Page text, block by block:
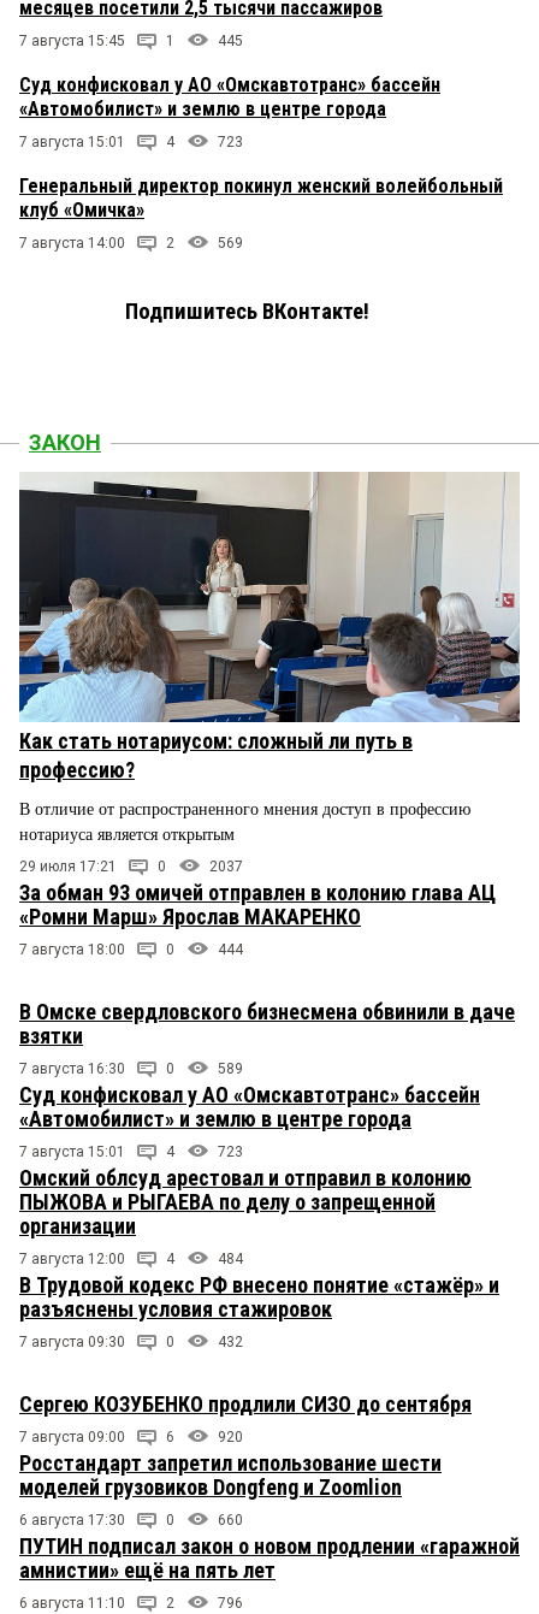
месяцев посетили 2,5 тысячи пассажиров
7 августа 15:45 1 445
Суд конфисковал у АО «Омскавтотранс» бассейн
«Автомобилист» и землю в центре города
7 августа 15:01 4 723
Генеральный директор покинул женский волейбольный
клуб «Омичка»
7 августа 14:00 2 569
Подпишитесь ВКонтакте!
ЗАКОН
Как стать нотариусом: сложный ли путь в
профессию?
В отличие от распространенного мнения доступ в профессию
нотариуса является открытым
29 июля 17:21 0 2037
За обман 93 омичей отправлен в колонию глава АЦ
«Ромни Марш» Ярослав МАКАРЕНКО
7 августа 18:00 0 444
В Омске свердловского бизнесмена обвинили в даче
взятки
7 августа 16:30 0 589
Суд конфисковал у АО «Омскавтотранс» бассейн
«Автомобилист» и землю в центре города
7 августа 15:01 4 723
Омский облсуд арестовал и отправил в колонию
ПЫЖОВА и РЫГАЕВА по делу о запрещенной
организации
7 августа 12:00 4 484
В Трудовой кодекс РФ внесено понятие «стажёр» и
разъяснены условия стажировок
7 августа 09:30 0 432
Сергею КОЗУБЕНКО продлили СИЗО до сентября
7 августа 09:00 6 920
Росстандарт запретил использование шести
моделей грузовиков Dongfeng и Zoomlion
6 августа 17:30 0 660
ПУТИН подписал закон о новом продлении «гаражной
амнистии» ещё на пять лет
6 августа 11:10 2 796